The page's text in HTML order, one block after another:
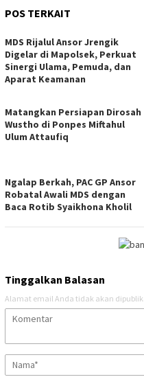
POS TERKAIT
MDS Rijalul Ansor Jrengik
Digelar di Mapolsek, Perkuat
Sinergi Ulama, Pemuda, dan
Aparat Keamanan
Matangkan Persiapan Dirosah
Wustho di Ponpes Miftahul
Ulum Attaufiq
Ngalap Berkah, PAC GP Ansor
Robatal Awali MDS dengan
Baca Rotib Syaikhona Kholil
Tinggalkan Balasan
Alamat email Anda tidak akan